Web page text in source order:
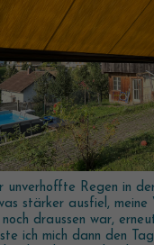
unverhoffte Regen in
stärker ausfiel, meine
draussen war,
ich mich dann den